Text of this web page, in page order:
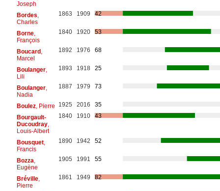
Joseph
Bordes
Charles
1863 1909 42
Borne,
François
1840 1920 53
Boucard,
Marcel
1892 1976 68
Boulanger,
Lili
1893 1918 25
Boulanger,
Nadia
1887 1979 73
Boulez, Pierre 1925 2016
35
Bourgault-
Ducoudray,
Louis-Albert
1840 1910 43
Bousquet,
Francis
1890 1942 52
Bozza
Eugène
1905 1991 55
Bréville,
Pierre
1861 1949 82